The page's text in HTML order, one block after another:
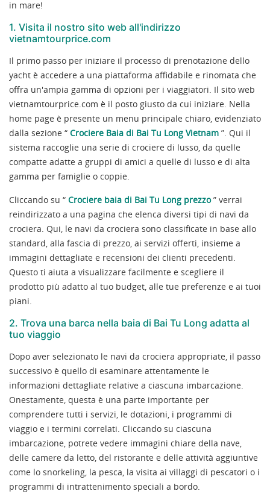
in mare!
1. Visita il nostro sito web all'indirizzo
vietnamtourprice.com
Il primo passo per iniziare il processo di prenotazione dello
yacht è accedere a una piattaforma affidabile e rinomata che
offra un'ampia gamma di opzioni per i viaggiatori. Il sito web
vietnamtourprice.com è il posto giusto da cui iniziare. Nella
home page è presente un menu principale chiaro, evidenziato
dalla sezione “ Crociere Baia di Bai Tu Long Vietnam ”. Qui il
sistema raccoglie una serie di crociere di lusso, da quelle
compatte adatte a gruppi di amici a quelle di lusso e di alta
gamma per famiglie o coppie.
Cliccando su “ Crociere baia di Bai Tu Long prezzo” verrai
reindirizzato a una pagina che elenca diversi tipi di navi da
crociera. Qui, le navi da crociera sono classificate in base allo
standard, alla fascia di prezzo, ai servizi offerti, insieme a
immagini dettagliate e recensioni dei clienti precedenti.
Questo ti aiuta a visualizzare facilmente e scegliere il
prodotto più adatto al tuo budget, alle tue preferenze e ai tuoi
piani.
2. Trova una barca nella baia di Bai Tu Long adatta al
tuo viaggio
Dopo aver selezionato le navi da crociera appropriate, il passo
successivo è quello di esaminare attentamente le
informazioni dettagliate relative a ciascuna imbarcazione.
Onestamente, questa è una parte importante per
comprendere tutti i servizi, le dotazioni, i programmi di
viaggio e i termini correlati. Cliccando su ciascuna
imbarcazione, potrete vedere immagini chiare della nave,
delle camere da letto, del ristorante e delle attività aggiuntive
come lo snorkeling, la pesca, la visita ai villaggi di pescatori o i
programmi di intrattenimento speciali a bordo.